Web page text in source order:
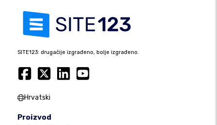
SITE123: drugačije izgrađeno, bolje izgrađeno.
Hrvatski
Proizvod